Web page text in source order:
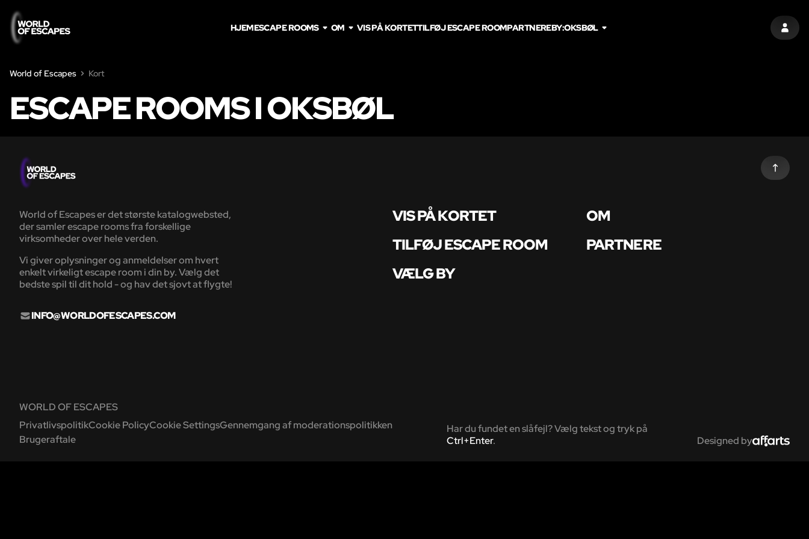
LOG
HJEMESCAPE ROOMS OM VIS PÅ KORTETTILFØJ ESCAPE ROOMPARTNEREBY:OKSBØL
World of Escapes Kort
ESCAPE ROOMS I OKSBØL
World of Escapes er det største katalogwebsted,
der samler escape rooms fra forskellige
virksomheder over hele verden.
Vi giver oplysninger og anmeldelser om hvert
enkelt virkeligt escape room i din by. Vælg det
bedste spil til dit hold - og hav det sjovt at flygte!
INFO@WORLDOFESCAPES.COM
VIS PÅ KORTET
OM
TILFØJ ESCAPE ROOM
PARTNERE
VÆLG BY
Har du fundet en slåfejl? Vælg tekst og tryk på
Ctrl+Enter.
WORLD OF ESCAPES
PrivatlivspolitikCookie PolicyCookie SettingsGennemgang af moderationspolitikken
Brugeraftale
Designed by